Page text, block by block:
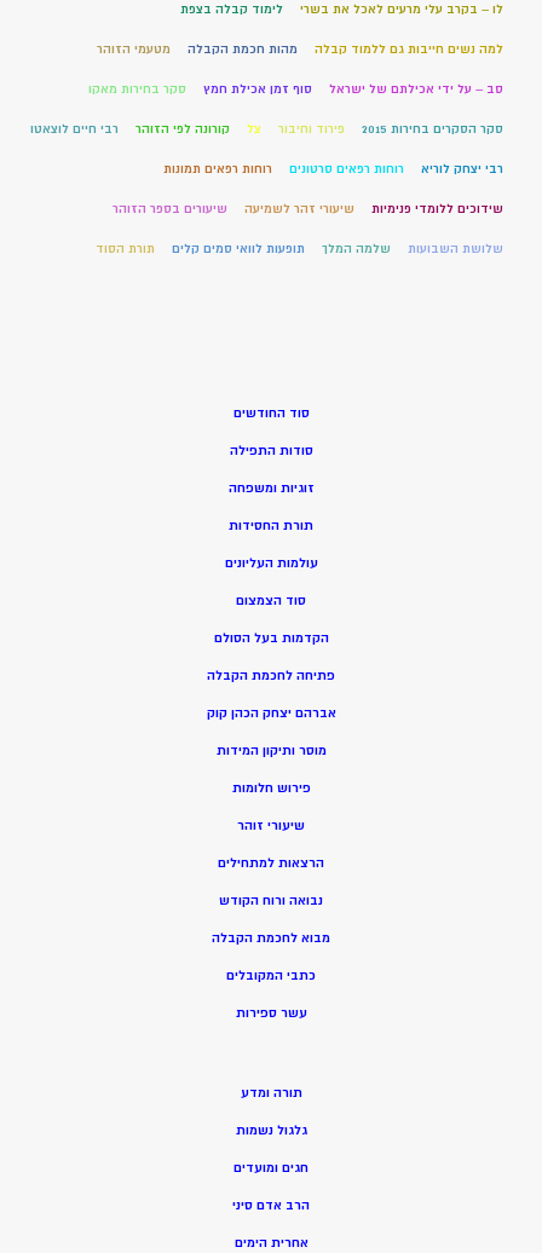
לו – בקרב עלי מרעים לאכל את בשרי לימוד קבלה בצפת
למה נשים חייבות גם ללמוד קבלה מהות חכמת הקבלה מטעמי הזוהר
סב – על ידי אכילתם של ישראל סוף זמן אכילת חמץ סקר בחירות מאקו
סקר הסקרים בחירות 2015 פירוד וחיבור צל קורונה לפי הזוהר רבי חיים לוצאטו
רבי יצחק לוריא רוחות רפאים סרטונים רוחות רפאים תמונות
שידוכים ללומדי פנימיות שיעורי זהר לשמיעה שיעורים בספר הזוהר
שלושת השבועות שלמה המלך תופעות לוואי סמים קלים תורת הסוד
סוד החודשים
סודות התפילה
זוגיות ומשפחה
תורת החסידות
עולמות העליונים
סוד הצמצום
הקדמות בעל הסולם
פתיחה לחכמת הקבלה
אברהם יצחק הכהן קוק
מוסר ותיקון המידות
פירוש חלומות
שיעורי זוהר
הרצאות למתחילים
נבואה ורוח הקודש
מבוא לחכמת הקבלה
כתבי המקובלים
עשר ספירות
תורה ומדע
גלגול נשמות
חגים ומועדים
הרב אדם סיני
אחרית הימים